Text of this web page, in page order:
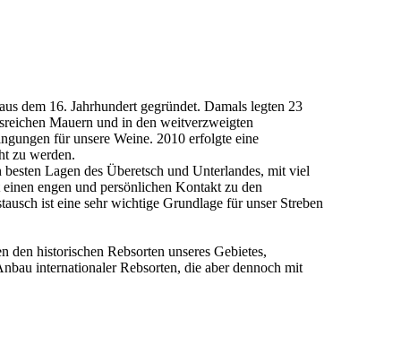
dem 16. Jahrhundert gegründet. Damals legten 23
Mauern und in den weitverzweigten
für unsere Weine. 2010 erfolgte eine
zu werden.
Lagen des Überetsch und Unterlandes, mit viel
engen und persönlichen Kontakt zu den
ist eine sehr wichtige Grundlage für unser Streben
den historischen Rebsorten unseres Gebietes,
internationaler Rebsorten, die aber dennoch mit